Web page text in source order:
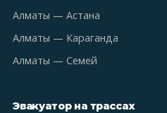
Алматы — Астана
Алматы — Караганда
Алматы — Семей
Эвакуатор на трассах